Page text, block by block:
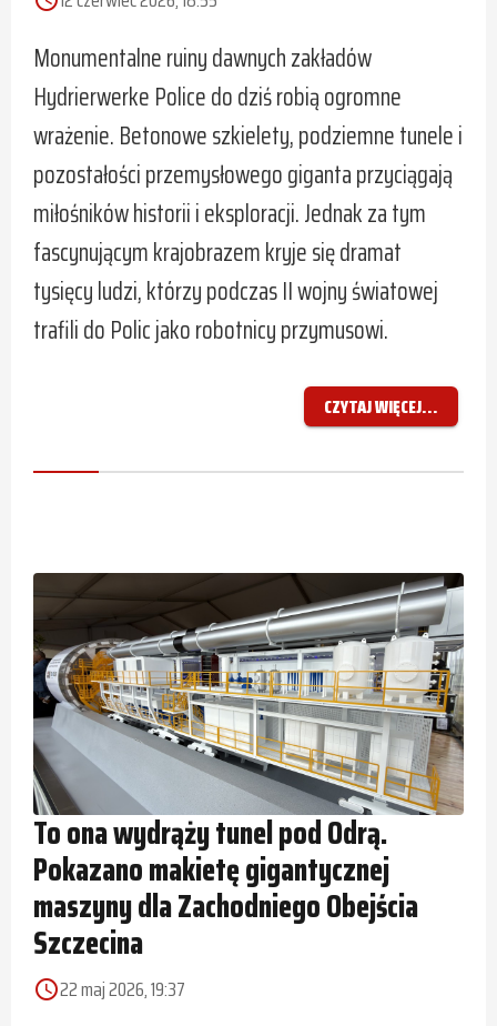
Monumentalne ruiny dawnych zakładów
Hydrierwerke Police do dziś robią ogromne
wrażenie. Betonowe szkielety, podziemne tunele i
pozostałości przemysłowego giganta przyciągają
miłośników historii i eksploracji. Jednak za tym
fascynującym krajobrazem kryje się dramat
tysięcy ludzi, którzy podczas II wojny światowej
trafili do Polic jako robotnicy przymusowi.
CZYTAJ WIĘCEJ...
To ona wydrąży tunel pod Odrą.
Pokazano makietę gigantycznej
maszyny dla Zachodniego Obejścia
Szczecina
access_time22 maj 2026, 19:37